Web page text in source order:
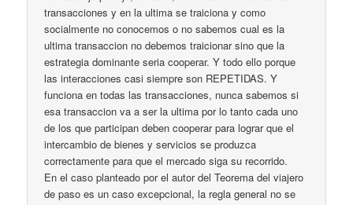
transacciones y en la ultima se traiciona y como
socialmente no conocemos o no sabemos cual es la
ultima transaccion no debemos traicionar sino que la
estrategia dominante seria cooperar. Y todo ello porque
las interacciones casi siempre son REPETIDAS. Y
funciona en todas las transacciones, nunca sabemos si
esa transaccion va a ser la ultima por lo tanto cada uno
de los que participan deben cooperar para lograr que el
intercambio de bienes y servicios se produzca
correctamente para que el mercado siga su recorrido.
En el caso planteado por el autor del Teorema del viajero
de paso es un caso excepcional, la regla general no se